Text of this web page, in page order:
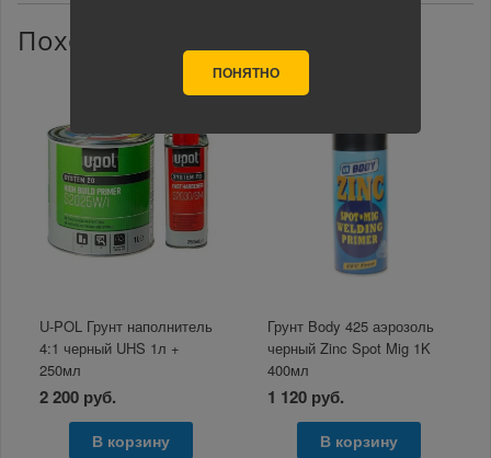
Похожие товары
U-POL Грунт наполнитель
4:1 черный UHS 1л +
250мл
2 200 руб.
В корзину
Грунт Body 425 аэрозоль
черный Zinc Spot Mig 1K
400мл
1 120 руб.
В корзину
ПОНЯТНО